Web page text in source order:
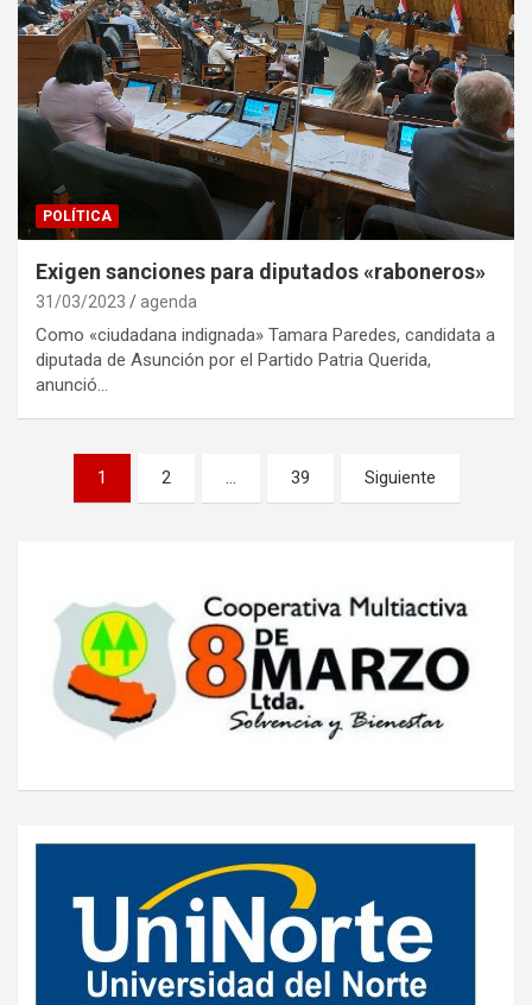
POLÍTICA
Exigen sanciones para diputados «raboneros»
31/03/2023 agenda
Como «ciudadana indignada» Tamara Paredes, candidata a
diputada de Asunción por el Partido Patria Querida,
anunció…
Navegación
1 2 … 39 Siguiente